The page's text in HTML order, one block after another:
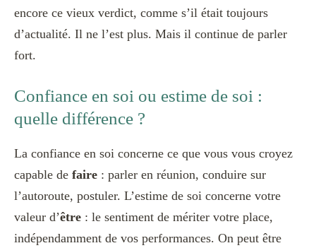
encore ce vieux verdict, comme s’il était toujours
d’actualité. Il ne l’est plus. Mais il continue de parler
fort.
Confiance en soi ou estime de soi :
quelle différence ?
La confiance en soi concerne ce que vous vous croyez
capable de faire : parler en réunion, conduire sur
l’autoroute, postuler. L’estime de soi concerne votre
valeur d’être : le sentiment de mériter votre place,
indépendamment de vos performances. On peut être